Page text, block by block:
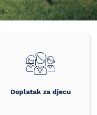
Doplatak za djecu